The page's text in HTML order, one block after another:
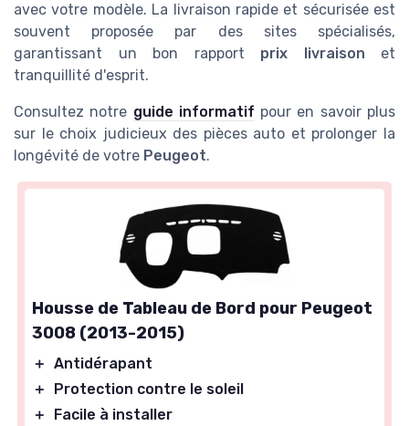
avec votre modèle. La livraison rapide et sécurisée est
souvent proposée par des sites spécialisés,
garantissant un bon rapport prix livraison et
tranquillité d'esprit.
Consultez notre guide informatif pour en savoir plus
sur le choix judicieux des pièces auto et prolonger la
longévité de votre Peugeot.
Housse de Tableau de Bord pour Peugeot
3008 (2013-2015)
＋ Antidérapant
＋
Protection contre le soleil
＋
Facile à installer